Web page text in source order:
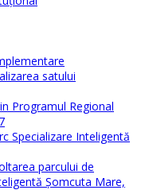
satului
Programul Regional
Specializare Inteligentă
parcului de
Șomcuta Mare,